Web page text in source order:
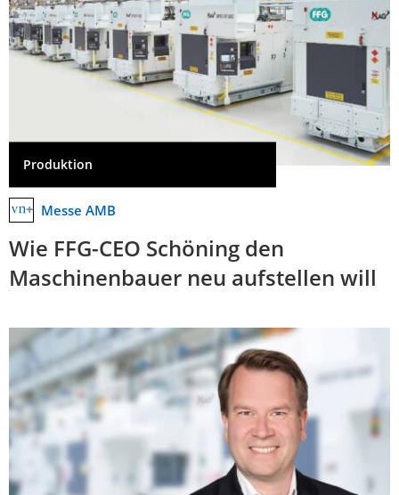
Produktion
Messe AMB
Wie FFG-CEO Schöning den
Maschinenbauer neu aufstellen will